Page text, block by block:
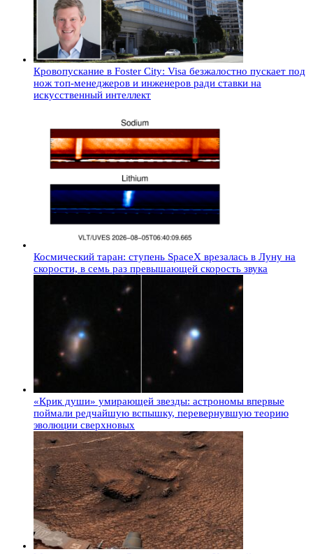
Кровопускание в Foster City: Visa безжалостно пускает под
нож топ-менеджеров и инженеров ради ставки на
искусственный интеллект
Космический таран: ступень SpaceX врезалась в Луну на
скорости, в семь раз превышающей скорость звука
«Крик души» умирающей звезды: астрономы впервые
поймали редчайшую вспышку, перевернувшую теорию
эволюции сверхновых